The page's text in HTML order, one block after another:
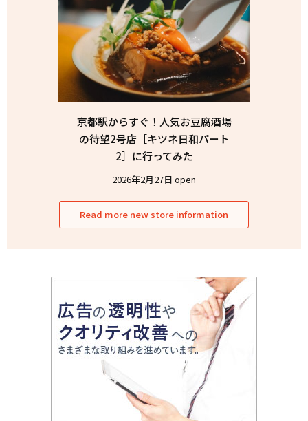
京都駅からすぐ！人気お豆腐酒場
の待望2号店［キツネ日和パート
2］に行ってみた
2026年2月27日 open
Read more new store information